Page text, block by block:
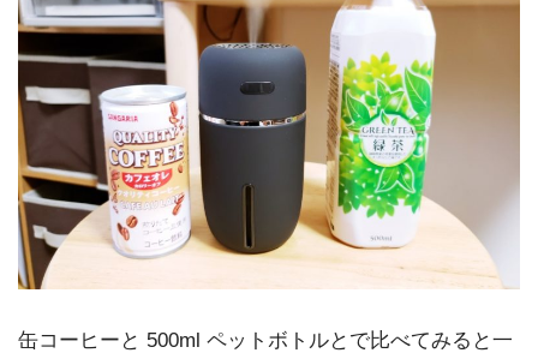
缶コーヒーと 500ml ペットボトルとで比べてみると一